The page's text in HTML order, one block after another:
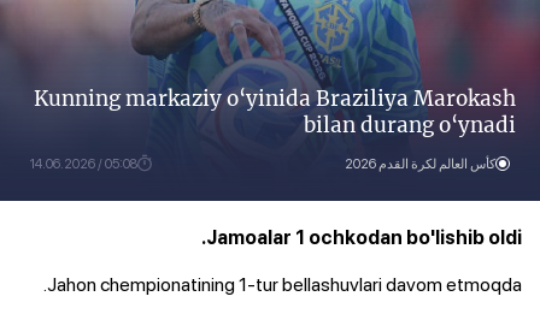
Kunning markaziy o‘yinida Braziliya Marokash
bilan durang o‘ynadi
كأس العالم لكرة القدم 2026 05:08 / 14.06.2026
Jamoalar 1 ochkodan bo'lishib oldi.
Jahon chempionatining 1-tur bellashuvlari davom etmoqda.